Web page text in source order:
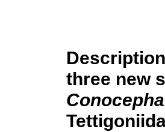
three new